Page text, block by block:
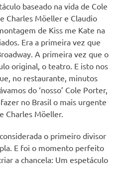
baseado na vida de Cole
Charles Möeller e Claudio
de Kiss me Kate na
Era a primeira vez que
A primeira vez que o
original, o teatro. E isto nos
no restaurante, minutos
do ‘nosso’ Cole Porter,
no Brasil o mais urgente
Charles Möeller.
o primeiro divisor
E foi o momento perfeito
a chancela: Um espetáculo